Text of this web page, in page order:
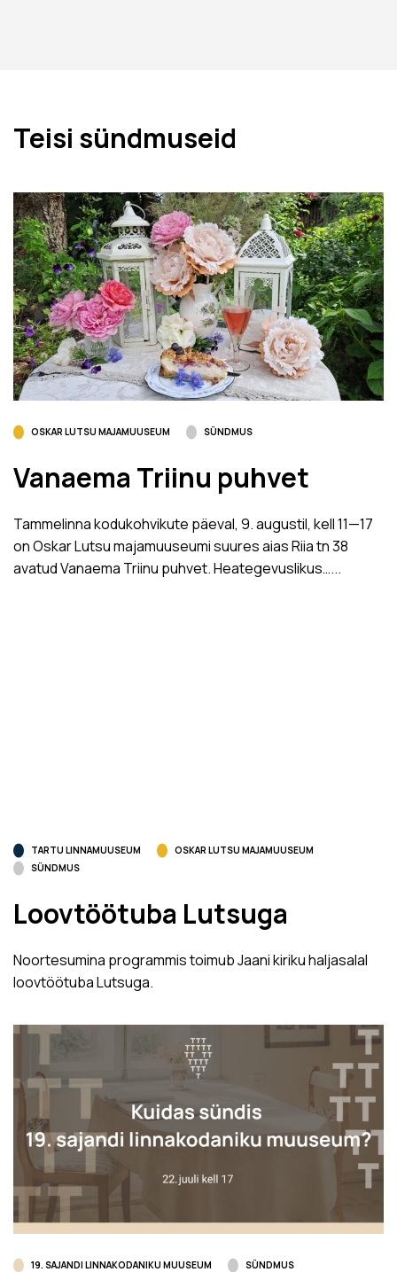
Teisi sündmuseid
OSKAR LUTSU MAJAMUUSEUM SÜNDMUS
Vanaema Triinu puhvet
Tammelinna kodukohvikute päeval, 9. augustil, kell 11­—17
on Oskar Lutsu majamuuseumi suures aias Riia tn 38
avatud Vanaema Triinu puhvet. Heategevuslikus…...
TARTU LINNAMUUSEUM
OSKAR LUTSU MAJAMUUSEUM
SÜNDMUS
Loovtöötuba Lutsuga
Noortesumina programmis toimub Jaani kiriku haljasalal
loovtöötuba Lutsuga.
19. SAJANDI LINNAKODANIKU MUUSEUM SÜNDMUS